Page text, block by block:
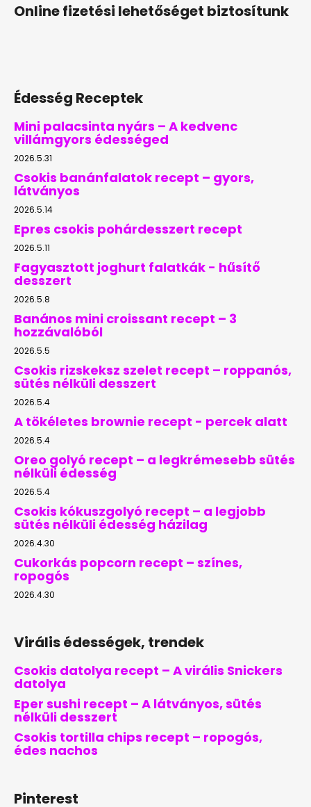
Online fizetési lehetőséget biztosítunk
Édesség Receptek
Mini palacsinta nyárs – A kedvenc
villámgyors édességed
2026.5.31
Csokis banánfalatok recept – gyors,
látványos
2026.5.14
Epres csokis pohárdesszert recept
2026.5.11
Fagyasztott joghurt falatkák - hűsítő
desszert
2026.5.8
Banános mini croissant recept – 3
hozzávalóból
2026.5.5
Csokis rizskeksz szelet recept – roppanós,
sütés nélküli desszert
2026.5.4
A tökéletes brownie recept - percek alatt
2026.5.4
Oreo golyó recept – a legkrémesebb sütés
nélküli édesség
2026.5.4
Csokis kókuszgolyó recept – a legjobb
sütés nélküli édesség házilag
2026.4.30
Cukorkás popcorn recept – színes,
ropogós
2026.4.30
Virális édességek, trendek
Csokis datolya recept – A virális Snickers
datolya
Eper sushi recept – A látványos, sütés
nélküli desszert
Csokis tortilla chips recept – ropogós,
édes nachos
Pinterest